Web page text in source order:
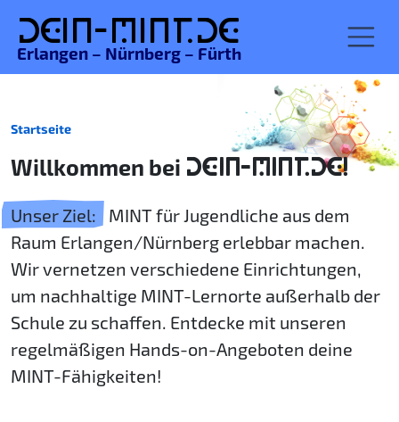
Dein-MINT.de
Erlangen – Nürnberg – Fürth
Startseite
Willkommen bei DEIN-MINT.DE!
Unser Ziel:
MINT für Jugendliche aus dem
Raum Erlangen/Nürnberg erlebbar machen.
Wir vernetzen verschiedene Einrichtungen,
um nachhaltige MINT-Lernorte außerhalb der
Schule zu schaffen. Entdecke mit unseren
regelmäßigen Hands-on-Angeboten deine
MINT-Fähigkeiten!